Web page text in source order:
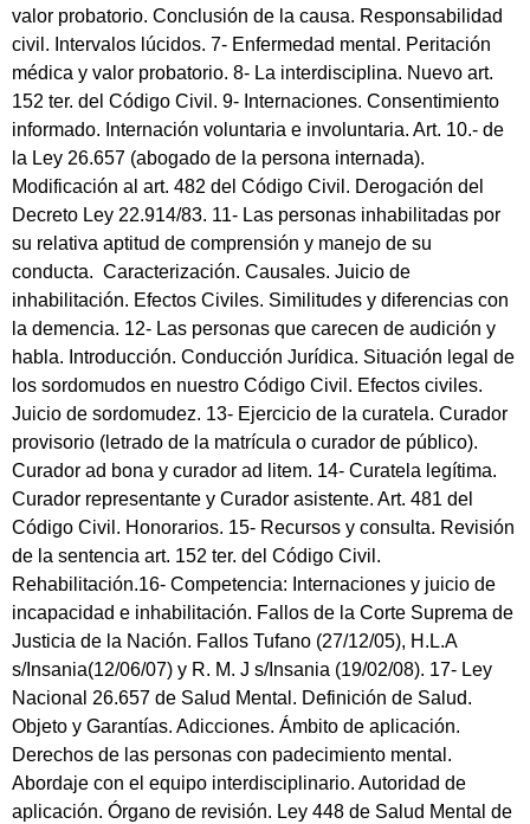
valor probatorio. Conclusión de la causa. Responsabilidad
civil. Intervalos lúcidos. 7- Enfermedad mental. Peritación
médica y valor probatorio. 8- La interdisciplina. Nuevo art.
152 ter. del Código Civil. 9- Internaciones. Consentimiento
informado. Internación voluntaria e involuntaria. Art. 10.- de
la Ley 26.657 (abogado de la persona internada).
Modificación al art. 482 del Código Civil. Derogación del
Decreto Ley 22.914/83. 11- Las personas inhabilitadas por
su relativa aptitud de comprensión y manejo de su
conducta. Caracterización. Causales. Juicio de
inhabilitación. Efectos Civiles. Similitudes y diferencias con
la demencia. 12- Las personas que carecen de audición y
habla. Introducción. Conducción Jurídica. Situación legal de
los sordomudos en nuestro Código Civil. Efectos civiles.
Juicio de sordomudez. 13- Ejercicio de la curatela. Curador
provisorio (letrado de la matrícula o curador de público).
Curador ad bona y curador ad litem. 14- Curatela legítima.
Curador representante y Curador asistente. Art. 481 del
Código Civil. Honorarios. 15- Recursos y consulta. Revisión
de la sentencia art. 152 ter. del Código Civil.
Rehabilitación.16- Competencia: Internaciones y juicio de
incapacidad e inhabilitación. Fallos de la Corte Suprema de
Justicia de la Nación. Fallos Tufano (27/12/05), H.L.A
s/Insania(12/06/07) y R. M. J s/Insania (19/02/08). 17- Ley
Nacional 26.657 de Salud Mental. Definición de Salud.
Objeto y Garantías. Adicciones. Ámbito de aplicación.
Derechos de las personas con padecimiento mental.
Abordaje con el equipo interdisciplinario. Autoridad de
aplicación. Órgano de revisión. Ley 448 de Salud Mental de